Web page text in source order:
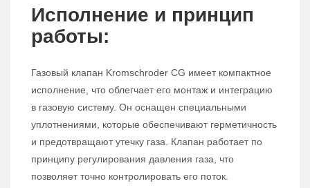
Исполнение и принцип
работы:
Газовый клапан Kromschroder CG имеет компактное
исполнение, что облегчает его монтаж и интеграцию
в газовую систему. Он оснащен специальными
уплотнениями, которые обеспечивают герметичность
и предотвращают утечку газа. Клапан работает по
принципу регулирования давления газа, что
позволяет точно контролировать его поток.